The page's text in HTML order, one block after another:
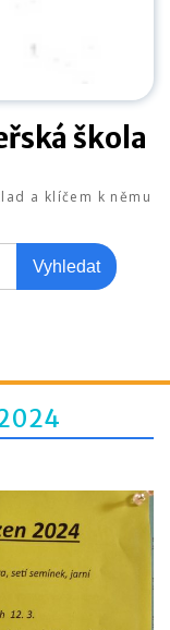
škola
a klíčem k němu